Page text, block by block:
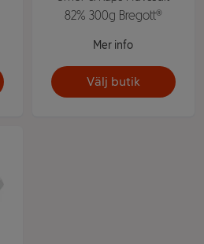
82% 300g Bregott®
Mer info
Välj butik